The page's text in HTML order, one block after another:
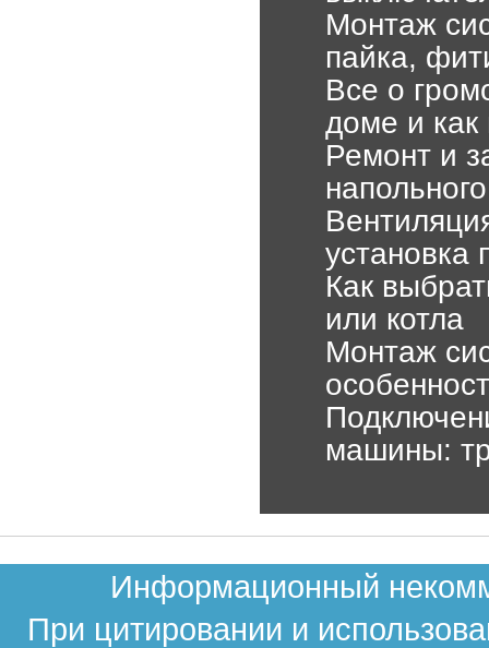
Монтаж
пайка,
Все о
доме и как
Ремонт и
установка
Как
или котла
Монтаж
машины:
Информационный
При цитировании и